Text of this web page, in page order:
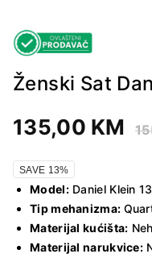
Ženski Sat
135,00 KM
SAVE 13%
Model:Daniel Klein
Tip mehanizma:
Materijal kućišta:
Materijal narukvice: